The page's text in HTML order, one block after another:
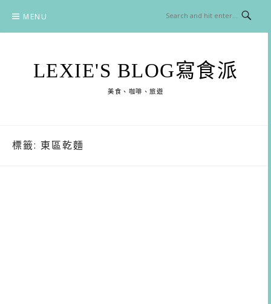
content
MENU
LEXIE'S BLOG寫食派
美食、咖啡、旅遊
標籤: 東區乾麵